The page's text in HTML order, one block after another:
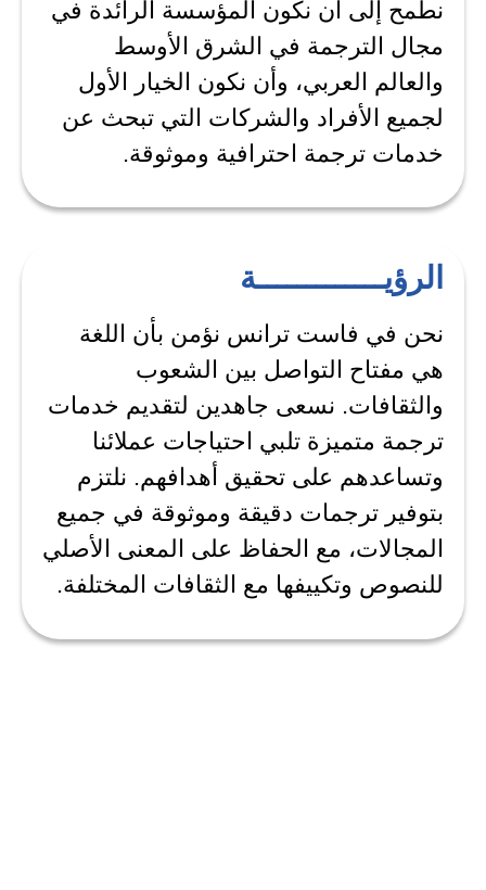
نطمح إلى أن نكون المؤسسة الرائدة في
مجال الترجمة في الشرق الأوسط
والعالم العربي، وأن نكون الخيار الأول
لجميع الأفراد والشركات التي تبحث عن
خدمات ترجمة احترافية وموثوقة.
الرؤيـــــــــــــة
نحن في فاست ترانس نؤمن بأن اللغة
هي مفتاح التواصل بين الشعوب
والثقافات. نسعى جاهدين لتقديم خدمات
ترجمة متميزة تلبي احتياجات عملائنا
وتساعدهم على تحقيق أهدافهم. نلتزم
بتوفير ترجمات دقيقة وموثوقة في جميع
المجالات، مع الحفاظ على المعنى الأصلي
للنصوص وتكييفها مع الثقافات المختلفة.